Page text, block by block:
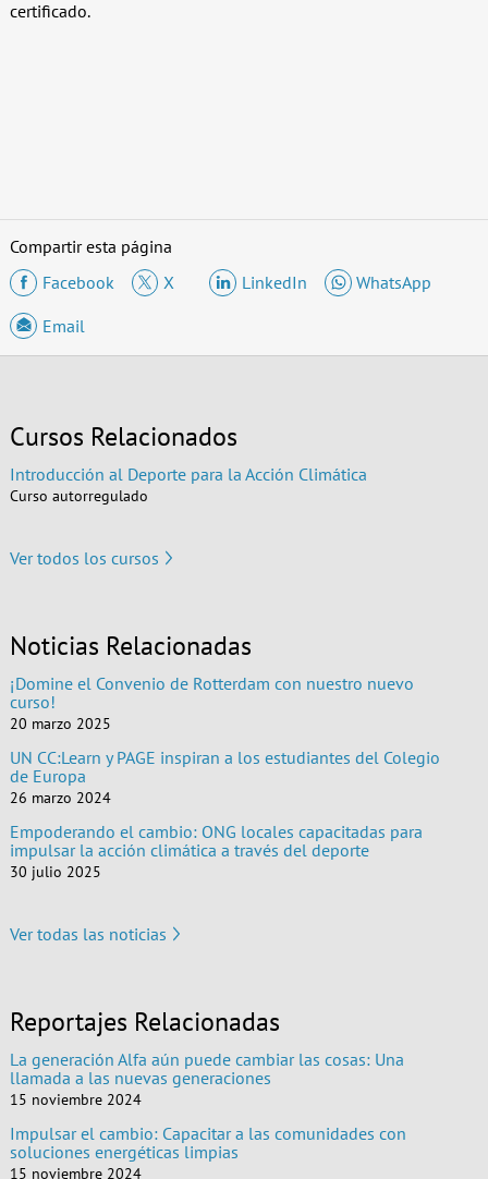
certificado.
Compartir esta página
Facebook
X LinkedIn
WhatsApp
Email
Cursos Relacionados
Introducción al Deporte para la Acción Climática
Curso autorregulado
Ver todos los cursos
Noticias Relacionadas
¡Domine el Convenio de Rotterdam con nuestro nuevo
curso!
20 marzo 2025
UN CC:Learn y PAGE inspiran a los estudiantes del Colegio
de Europa
26 marzo 2024
Empoderando el cambio: ONG locales capacitadas para
impulsar la acción climática a través del deporte
30 julio 2025
Ver todas las noticias
Reportajes Relacionadas
La generación Alfa aún puede cambiar las cosas: Una
llamada a las nuevas generaciones
15 noviembre 2024
Impulsar el cambio: Capacitar a las comunidades con
soluciones energéticas limpias
15 noviembre 2024